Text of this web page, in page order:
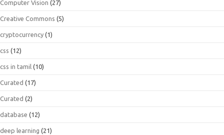
Computer Vision (27)
Creative Commons (5)
cryptocurrency (1)
css (12)
css in tamil (10)
Curated (17)
Curated (2)
database (12)
deep learning (21)